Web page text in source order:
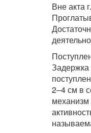
Вне акта
Задержка
2–4 см в
механизм